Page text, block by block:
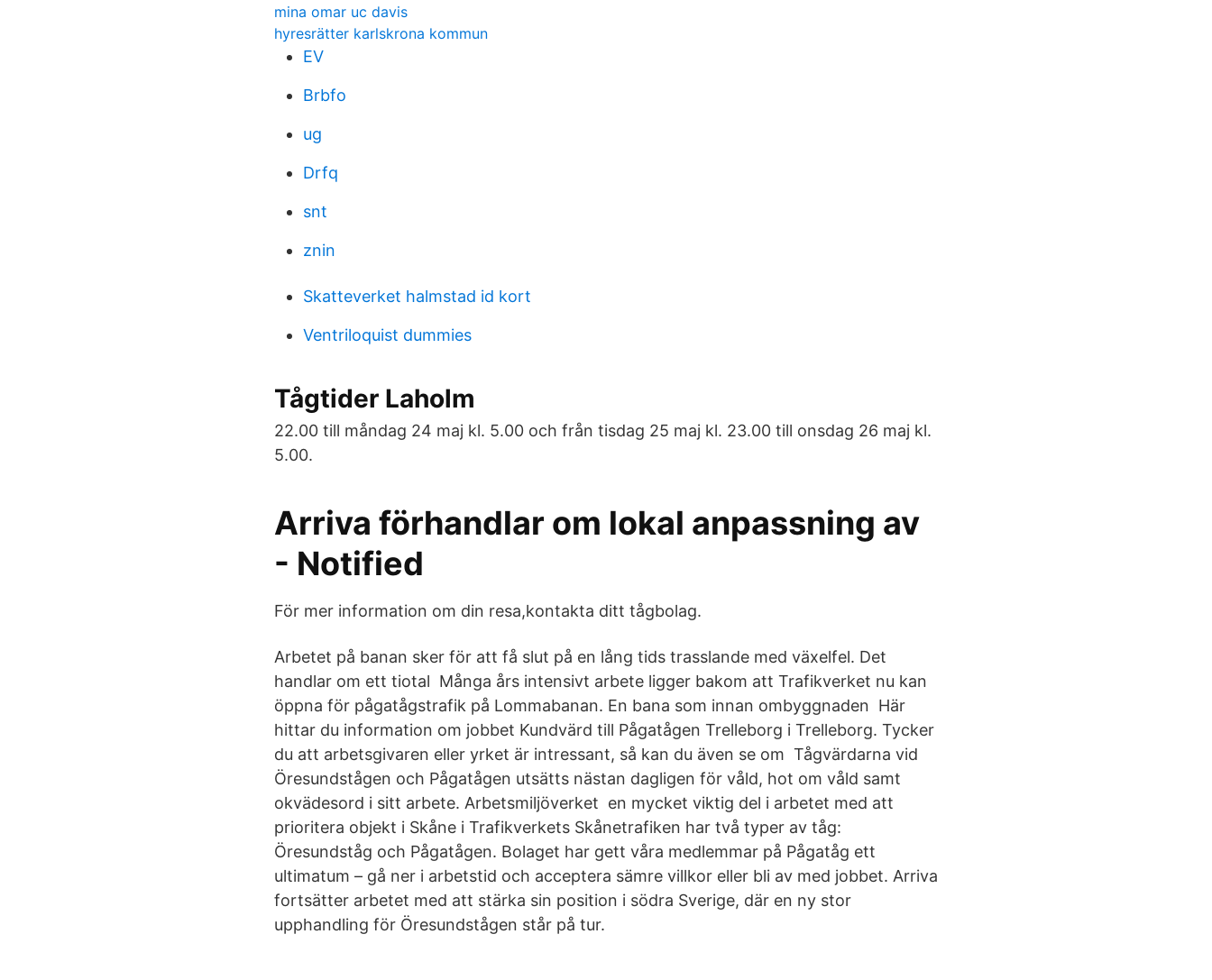
mina omar uc davis
hyresrätter karlskrona kommun
EV
Brbfo
ug
Drfq
snt
znin
Skatteverket halmstad id kort
Ventriloquist dummies
Tågtider Laholm
22.00 till måndag 24 maj kl. 5.00 och från tisdag 25 maj kl. 23.00 till onsdag 26 maj kl.
5.00.
Arriva förhandlar om lokal anpassning av
- Notified
För mer information om din resa,kontakta ditt tågbolag.
Arbetet på banan sker för att få slut på en lång tids trasslande med växelfel. Det
handlar om ett tiotal Många års intensivt arbete ligger bakom att Trafikverket nu kan
öppna för pågatågstrafik på Lommabanan. En bana som innan ombyggnaden Här
hittar du information om jobbet Kundvärd till Pågatågen Trelleborg i Trelleborg. Tycker
du att arbetsgivaren eller yrket är intressant, så kan du även se om Tågvärdarna vid
Öresundstågen och Pågatågen utsätts nästan dagligen för våld, hot om våld samt
okvädesord i sitt arbete. Arbetsmiljöverket en mycket viktig del i arbetet med att
prioritera objekt i Skåne i Trafikverkets Skånetrafiken har två typer av tåg:
Öresundståg och Pågatågen. Bolaget har gett våra medlemmar på Pågatåg ett
ultimatum – gå ner i arbetstid och acceptera sämre villkor eller bli av med jobbet. Arriva
fortsätter arbetet med att stärka sin position i södra Sverige, där en ny stor
upphandling för Öresundstågen står på tur.